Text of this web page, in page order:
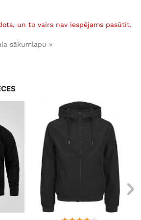
un to vairs nav iespējams pasūtīt.
sākumlapu »